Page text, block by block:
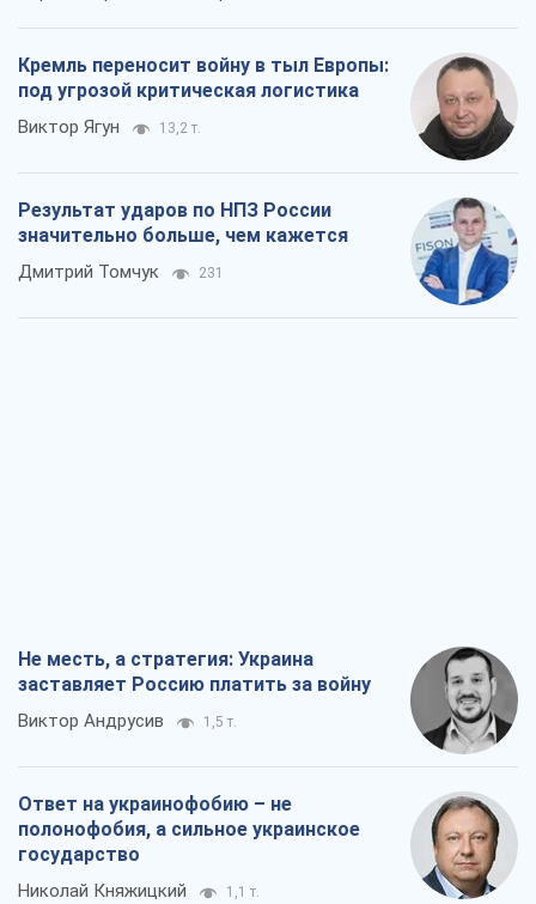
Кремль переносит войну в тыл Европы:
под угрозой критическая логистика
Виктор Ягун 13,2 т.
Результат ударов по НПЗ России
значительно больше, чем кажется
Дмитрий Томчук 231
Не месть, а стратегия: Украина
заставляет Россию платить за войну
Виктор Андрусив 1,5 т.
Ответ на украинофобию – не
полонофобия, а сильное украинское
государство
Николай Княжицкий 1,1 т.